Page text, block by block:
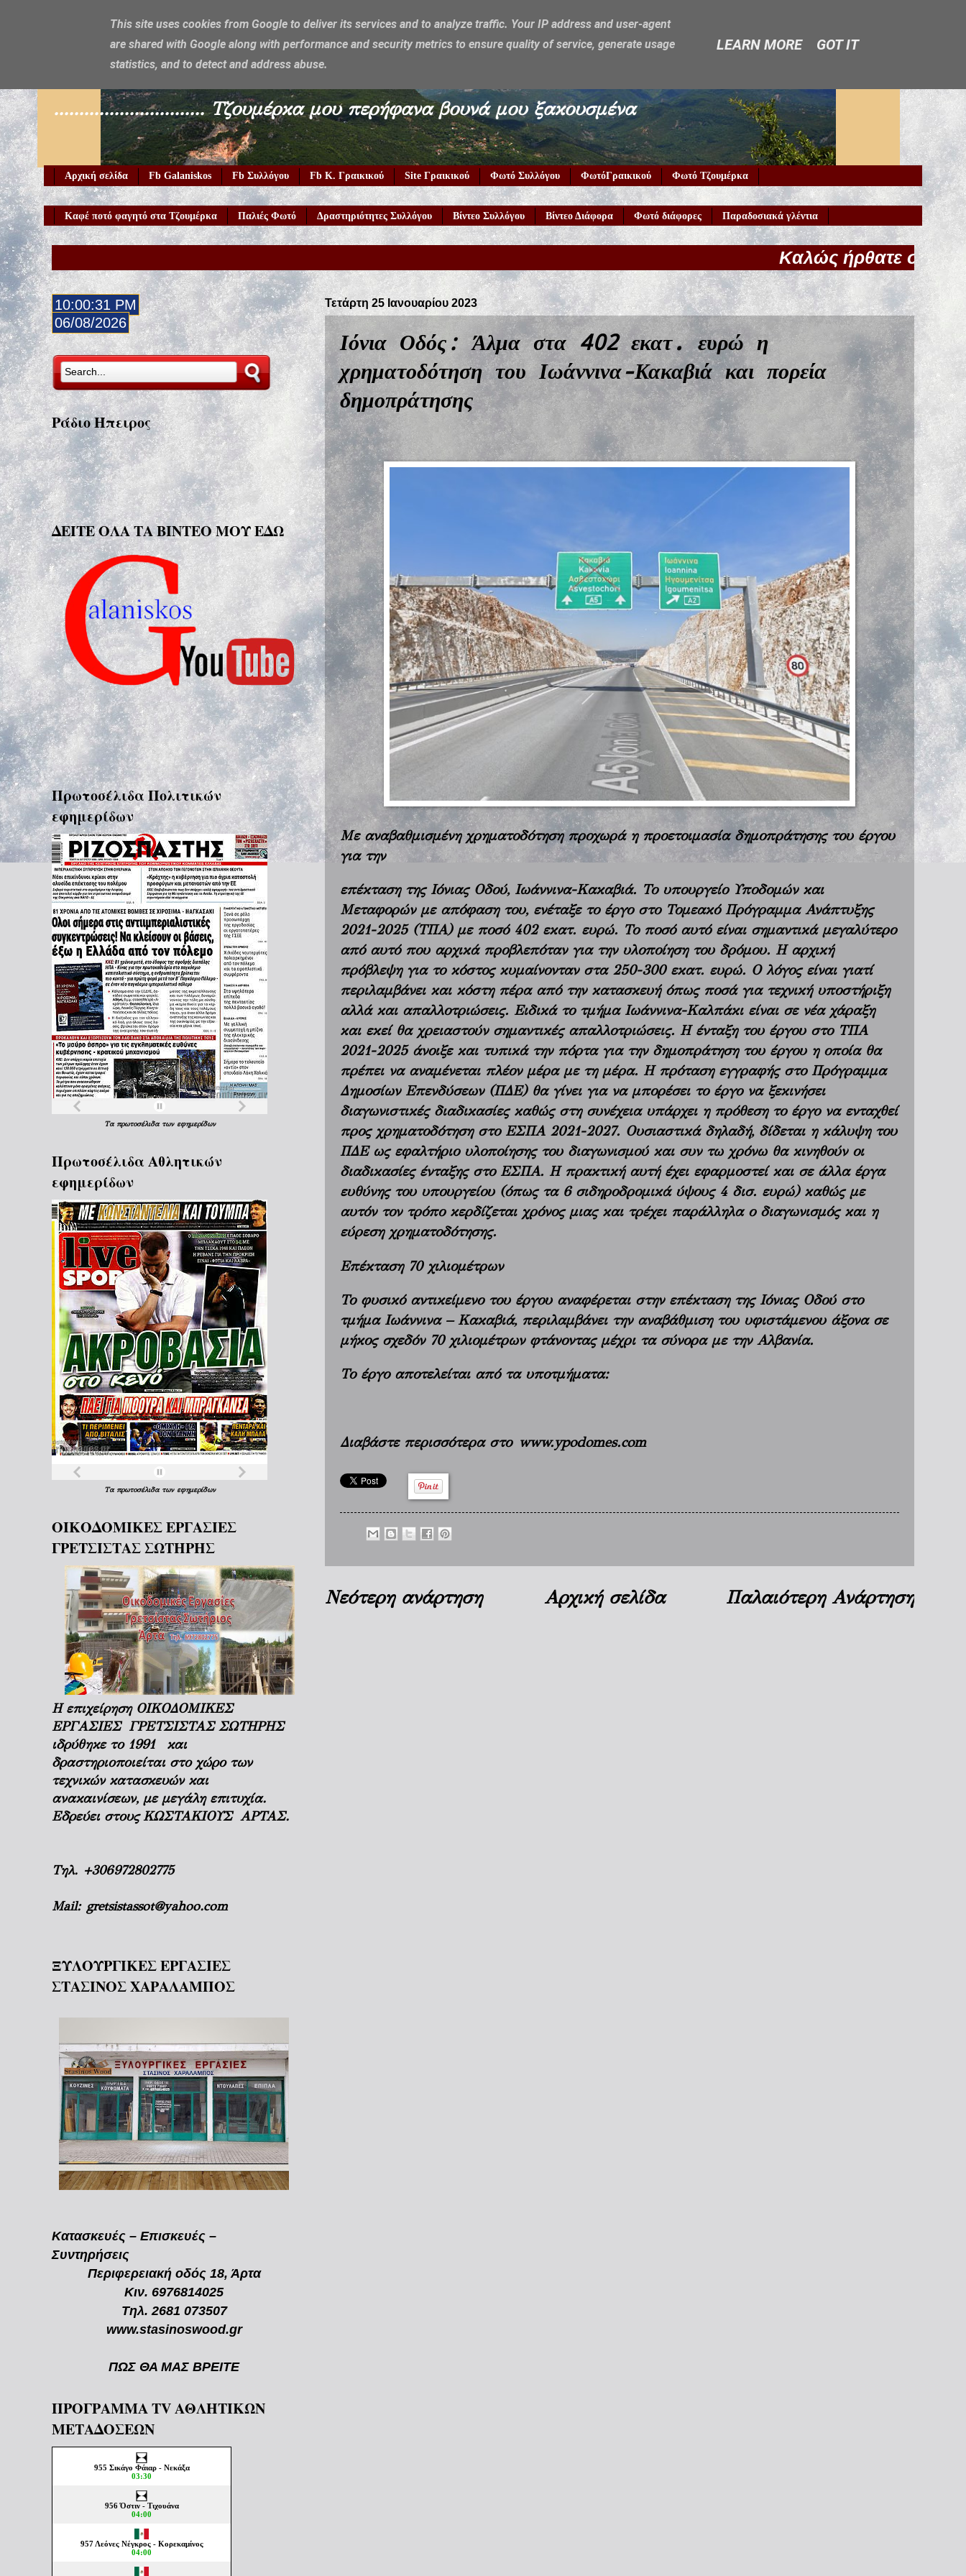
Galaniskos
.............................. Τζουμέρκα μου περήφανα βουνά μου ξακουσμένα
Αρχική σελίδα Fb Galaniskos Fb Συλλόγου Fb Κ. Γραικικού Site Γραικικού Φωτό Συλλόγου ΦωτόΓραικικού Φωτό Τζουμέρκα
Καφέ ποτό φαγητό στα Τζουμέρκα Παλιές Φωτό Δραστηριότητες Συλλόγου Βίντεο Συλλόγου Βίντεο Διάφορα Φωτό διάφορες Παραδοσιακά γλέντια
Καλώς ήρθατε στο Galaniskos.gr!
Τετάρτη 25 Ιανουαρίου 2023
Ιόνια Οδός: Άλμα στα 402 εκατ. ευρώ η
χρηματοδότηση του Ιωάννινα-Κακαβιά και πορεία
δημοπράτησης
Με αναβαθμισμένη χρηματοδότηση προχωρά η προετοιμασία δημοπράτησης του έργου
για την
επέκταση της Ιόνιας Οδού, Ιωάννινα-Κακαβιά. Το υπουργείο Υποδομών και
Μεταφορών με απόφαση του, ενέταξε το έργο στο Τομεακό Πρόγραμμα Ανάπτυξης
2021-2025 (ΤΠΑ) με ποσό 402 εκατ. ευρώ. Το ποσό αυτό είναι σημαντικά μεγαλύτερο
από αυτό που αρχικά προβλεπόταν για την υλοποίηση του δρόμου. Η αρχική
πρόβλεψη για το κόστος κυμαίνονταν στα 250-300 εκατ. ευρώ. O λόγος είναι γιατί
περιλαμβάνει και κόστη πέρα από την κατασκευή όπως ποσά για τεχνική υποστήριξη
αλλά και απαλλοτριώσεις. Ειδικά το τμήμα Ιωάννινα-Καλπάκι είναι σε νέα χάραξη
και εκεί θα χρειαστούν σημαντικές απαλλοτριώσεις. Η ένταξη του έργου στο ΤΠΑ
2021-2025 άνοιξε και τυπικά την πόρτα για την δημοπράτηση του έργου η οποία θα
πρέπει να αναμένεται πλέον μέρα με τη μέρα. Η πρόταση εγγραφής στο Πρόγραμμα
Δημοσίων Επενδύσεων (ΠΔΕ) θα γίνει για να μπορέσει το έργο να ξεκινήσει
διαγωνιστικές διαδικασίες καθώς στη συνέχεια υπάρχει η πρόθεση το έργο να ενταχθεί
προς χρηματοδότηση στο ΕΣΠΑ 2021-2027. Ουσιαστικά δηλαδή, δίδεται η κάλυψη του
ΠΔΕ ως εφαλτήριο υλοποίησης του διαγωνισμού και συν τω χρόνω θα κινηθούν οι
διαδικασίες ένταξης στο ΕΣΠΑ. Η πρακτική αυτή έχει εφαρμοστεί και σε άλλα έργα
ευθύνης του υπουργείου (όπως τα 6 σιδηροδρομικά ύψους 4 δισ. ευρώ) καθώς με
αυτόν τον τρόπο κερδίζεται χρόνος μιας και τρέχει παράλληλα ο διαγωνισμός και η
εύρεση χρηματοδότησης.
Επέκταση 70 χιλιομέτρων
Το φυσικό αντικείμενο του έργου αναφέρεται στην επέκταση της Ιόνιας Οδού στο
τμήμα Ιωάννινα – Κακαβιά, περιλαμβάνει την αναβάθμιση του υφιστάμενου άξονα σε
μήκος σχεδόν 70 χιλιομέτρων φτάνοντας μέχρι τα σύνορα με την Αλβανία.
Το έργο αποτελείται από τα υποτμήματα:
Διαβάστε περισσότερα στοwww.ypodomes.com
Νεότερη ανάρτηση Παλαιότερη Ανάρτηση
Αρχική σελίδα
10:00:32 PM
06/08/2026
Ράδιο Ήπειρος
ΔΕΙΤΕ ΟΛΑ ΤΑ ΒΙΝΤΕΟ ΜΟΥ ΕΔΩ
Πρωτοσέλιδα Πολιτικών
εφημερίδων
Τα πρωτοσέλιδα των εφημερίδων
Πρωτοσέλιδα Aθλητικών
εφημερίδων
Τα πρωτοσέλιδα των εφημερίδων
ΟΙΚΟΔΟΜΙΚΕΣ ΕΡΓΑΣΙΕΣ
ΓΡΕΤΣΙΣΤΑΣ ΣΩΤΗΡΗΣ
Η επιχείρηση ΟΙΚΟΔΟΜΙΚΕΣ
ΕΡΓΑΣΙΕΣ ΓΡΕΤΣΙΣΤΑΣ ΣΩΤΗΡΗΣ
ιδρύθηκε το 1991 και
δραστηριοποιείται στο χώρο των
τεχνικών κατασκευών και
ανακαινίσεων, με μεγάλη επιτυχία.
Εδρεύει στους ΚΩΣΤΑΚΙΟΥΣ ΑΡΤΑΣ.
Τηλ. +306972802775
Mail: gretsistassot@yahoo.com
ΞΥΛΟΥΡΓΙΚΕΣ ΕΡΓΑΣΙΕΣ
ΣΤΑΣΙΝΟΣ ΧΑΡΑΛΑΜΠΟΣ
Κατασκευές – Επισκευές –
Συντηρήσεις
Περιφερειακή οδός 18, Άρτα
Κιν. 6976814025
Τηλ. 2681 073507
www.stasinoswood.gr
ΠΩΣ ΘΑ ΜΑΣ ΒΡΕΙΤΕ
ΠΡΟΓΡΑΜΜΑ TV ΑΘΛΗΤΙΚΩΝ
ΜΕΤΑΔΟΣΕΩΝ
This site uses cookies from Google to deliver its services and to analyze traffic. Your IP address and user-agent
are shared with Google along with performance and security metrics to ensure quality of service, generate usage
statistics, and to detect and address abuse.
LEARN MORE GOT IT